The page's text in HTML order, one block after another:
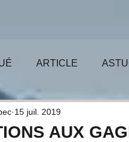
ARTICLE
GAGNANT
AUX
15 juil. 2019